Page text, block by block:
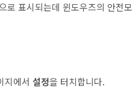
로 표시되는데 윈도우즈의 안전
지에서 설정을 터치합니다.